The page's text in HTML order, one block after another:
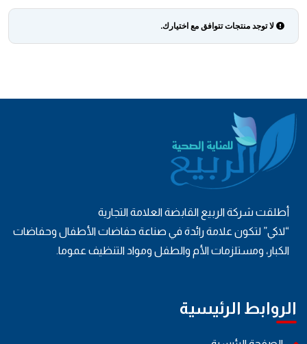
لا توجد منتجات تتوافق مع اختيارك.
أطلقت شركة الربيع القابضة العلامة التجارية
“لاكي” لتكون علامة رائدة في صناعة حفاضات الأطفال وحفاضات
الكبار، ومستلزمات الأم والطفل ومواد التنظيف عموما.
الروابط الرئيسية